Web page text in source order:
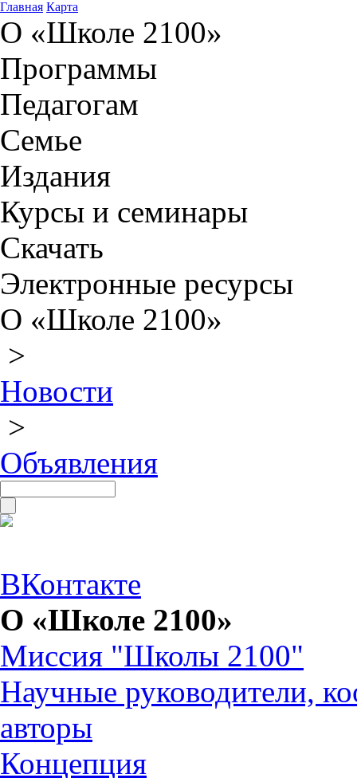
Главная Карта
О «Школе 2100»
Программы
Педагогам
Семье
Издания
Курсы и семинары
Скачать
Электронные ресурсы
О «Школе 2100»
>
Новости
>
Объявления
ВКонтакте
О «Школе 2100»
Миссия "Школы 2100"
Научные руководители,
авторы
Концепция